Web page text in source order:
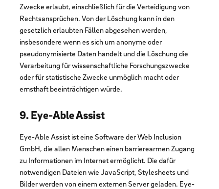
Zwecke erlaubt, einschließlich für die Verteidigung von
Rechtsansprüchen. Von der Löschung kann in den
gesetzlich erlaubten Fällen abgesehen werden,
insbesondere wenn es sich um anonyme oder
pseudonymisierte Daten handelt und die Löschung die
Verarbeitung für wissenschaftliche Forschungszwecke
oder für statistische Zwecke unmöglich macht oder
ernsthaft beeinträchtigen würde.
9. Eye-Able Assist
Eye-Able Assist ist eine Software der Web Inclusion
GmbH, die allen Menschen einen barrierearmen Zugang
zu Informationen im Internet ermöglicht. Die dafür
notwendigen Dateien wie JavaScript, Stylesheets und
Bilder werden von einem externen Server geladen. Eye-